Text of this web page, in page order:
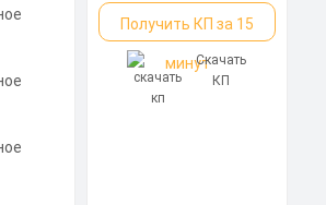
Получить КП за 15
минутСкачать
КП